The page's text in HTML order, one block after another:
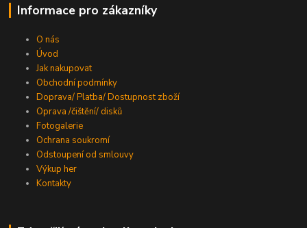
Informace pro zákazníky
O nás
Úvod
Jak nakupovat
Obchodní podmínky
Doprava/ Platba/ Dostupnost zboží
Oprava /čištění/ disků
Fotogalerie
Ochrana soukromí
Odstoupení od smlouvy
Výkup her
Kontakty